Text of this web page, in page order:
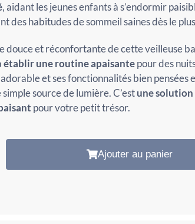
, aidant les jeunes enfants à s’endormir
des habitudes de sommeil saines dès le
douce et réconfortante de cette veilleuse
établir une routine apaisantepour des
et ses fonctionnalités bien pensées
simple source de lumière. C’estune
pour votre petit trésor.
Ajouter au panier